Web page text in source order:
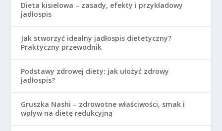
Dieta kisielowa – zasady, efekty i przykładowy
jadłospis
Jak stworzyć idealny jadłospis dietetyczny?
Praktyczny przewodnik
Podstawy zdrowej diety: jak ułożyć zdrowy
jadłospis?
Gruszka Nashi – zdrowotne właściwości, smak i
wpływ na dietę redukcyjną